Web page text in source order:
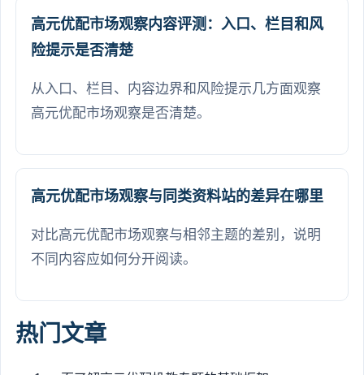
高元优配市场观察内容评测：入口、栏目和风
险提示是否清楚
从入口、栏目、内容边界和风险提示几方面观察
高元优配市场观察是否清楚。
高元优配市场观察与同类资料站的差异在哪里
对比高元优配市场观察与相邻主题的差别，说明
不同内容应如何分开阅读。
热门文章